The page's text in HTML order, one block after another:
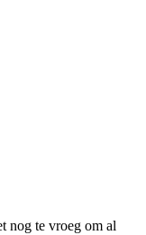
nog te vroeg om al